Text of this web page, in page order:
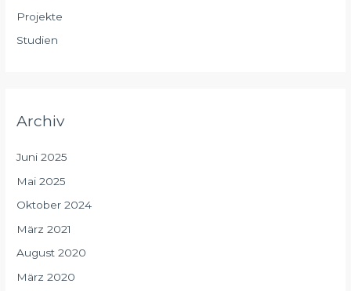
Projekte
Studien
Archiv
Juni 2025
Mai 2025
Oktober 2024
März 2021
August 2020
März 2020